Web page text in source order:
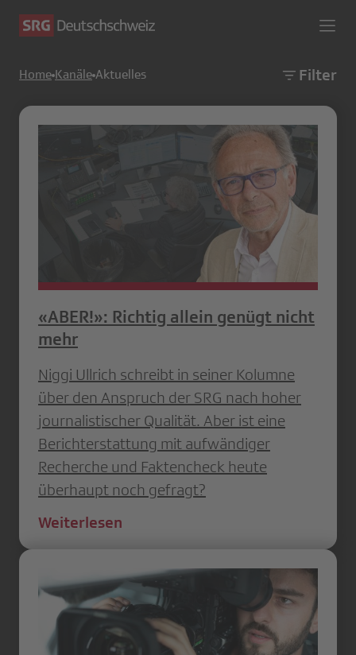
Home Kanäle Aktuelles Filter
«ABER!»: Richtig allein genügt nicht
mehr
Niggi Ullrich schreibt in seiner Kolumne
über den Anspruch der SRG nach hoher
journalistischer Qualität. Aber ist eine
Berichterstattung mit aufwändiger
Recherche und Faktencheck heute
überhaupt noch gefragt?
Weiterlesen